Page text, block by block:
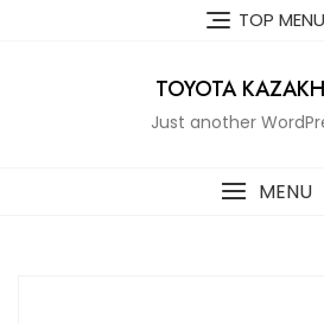
TOP MENU
TOYOTA
Just another
MENU